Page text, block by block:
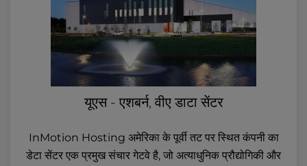
यूएस - एशबर्न, वीए डाटा सेंटर
InMotion Hosting अमेरिका के पूर्वी तट पर स्थित कंपनी का
डेटा सेंटर एक प्रमुख संचार गेटवे है, जो अत्याधुनिक प्रौद्योगिकी और